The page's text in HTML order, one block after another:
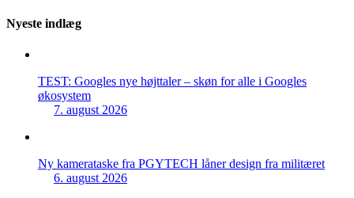
Nyeste indlæg
TEST: Googles nye højttaler – skøn for alle i Googles
økosystem
7. august 2026
Ny kamerataske fra PGYTECH låner design fra militæret
6. august 2026